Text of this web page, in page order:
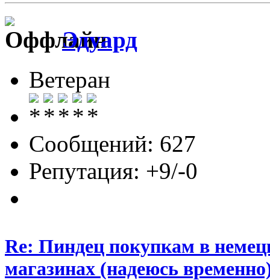
Эдуард
Ветеран
Сообщений: 627
Репутация: +9/-0
Re: Пиндец покупкам в
магазинах (надеюсь